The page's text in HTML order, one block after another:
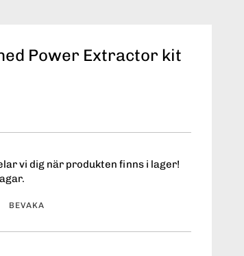
Power Extractor kit
vi dig när produkten finns i lager!
BEVAKA